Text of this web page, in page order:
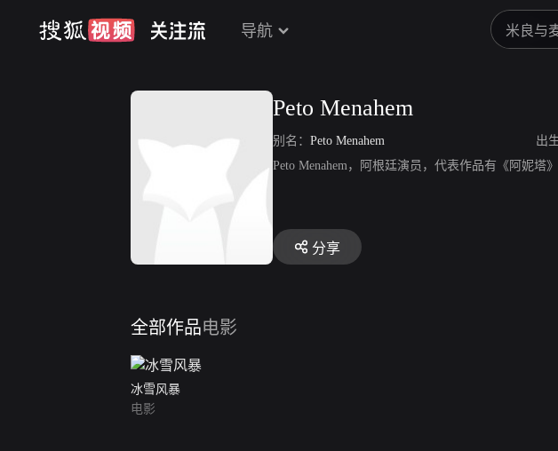
导航
Peto Menahem
别名： Peto Menahem 出
Peto Menahem，阿根廷演员，代表作品有《阿妮塔》
分享
全部作品电影
冰雪风暴
电影